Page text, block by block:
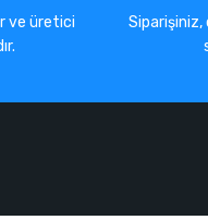
ve üretici
Siparişiniz,